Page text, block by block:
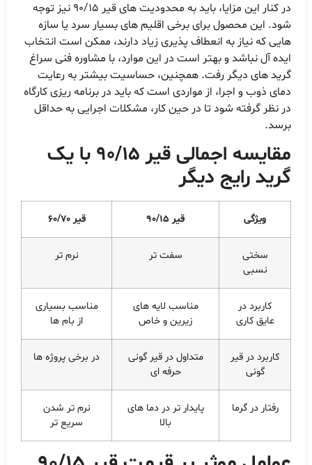
در کنار این مزایا، باید به محدودیت های قیر 90/15 نیز توجه
شود. این محصول برای برخی اقلیم های بسیار سرد یا سازه
هایی که نیاز به انعطاف پذیری زیاد دارند، ممکن است انتخاب
ایده آل نباشد و بهتر است در این موارد، با مشاوره فنی سراغ
گرید های دیگر رفت. همچنین، حساسیت بیشتر به رعایت
دمای ذوب و اجرا، از مواردی است که باید در برنامه ریزی کارگاه
در نظر گرفته شود تا در حین کار، مشکلات اجرایی به حداقل
برسد.
مقایسه اجمالی قیر 90/15 با یک
گرید رایج دیگر
ویژگی قیر 90/15 قیر 60/70
سختی
نسبی
سفت تر نرم تر
کاربرد در
عایق کاری
مناسب لایه های
زیرین و خاص
مناسب بسیاری
از بام ها
کاربرد در قیر
گونی
متداول در قیر گونی
حرفه ای
در برخی پروژه ها
رفتار در گرما
پایدار تر در دما های
بالا
نرم تر شدن
سریع تر